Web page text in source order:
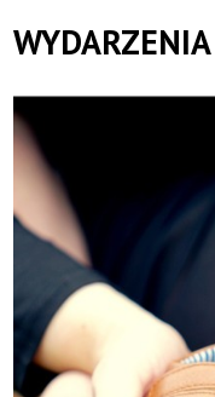
Symfoniczna
WYDARZENIA